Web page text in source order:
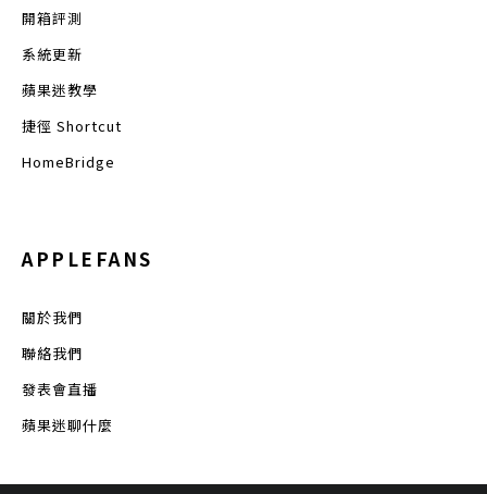
開箱評測
系統更新
蘋果迷教學
捷徑 Shortcut
HomeBridge
APPLEFANS
關於我們
聯絡我們
發表會直播
蘋果迷聊什麼